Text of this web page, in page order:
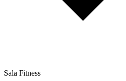
Sala Fitness